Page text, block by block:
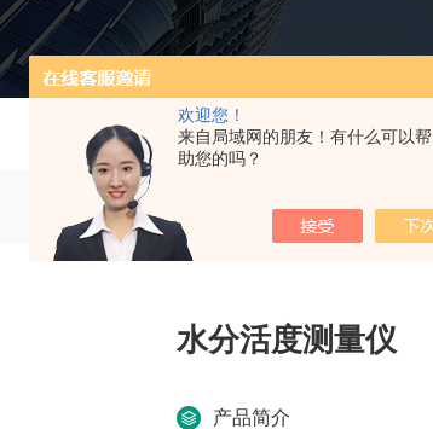
欢迎您！
来自局域网的朋友！有什么可以帮
助您的吗？
当前位置：
水分活度测量仪
产品简介